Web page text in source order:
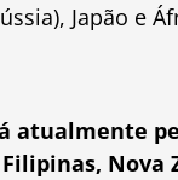
Japão e
atualmente
Nova